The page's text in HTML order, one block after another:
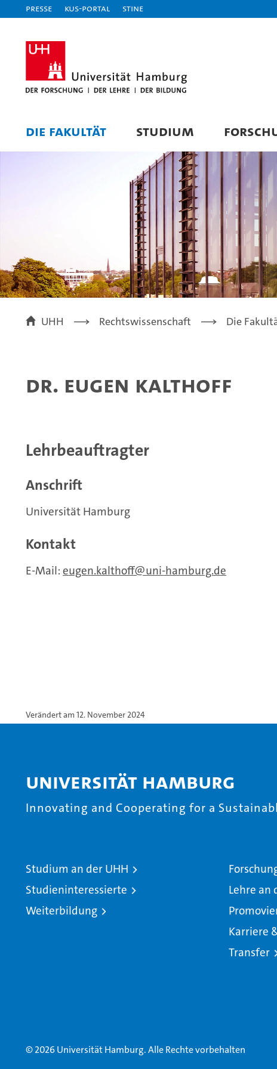
Presse KUS-Portal STiNE
DIE FAKULTÄT STUDIUM
UHH Rechtswissenschaft Die
Dr. Eugen Kalthoff
Lehrbeauftragter
Anschrift
Universität Hamburg
Kontakt
E-Mail: eugen.kalthoff uni-hamburg.de
Verändert am 12. November 2024
Universität Hamburg
Innovating and Cooperating for a
Studium an der UHH
Studieninteressierte
Weiterbildung
Lehre an
Karriere
Transfer
© 2026 Universität Hamburg. Alle Rechte vorbehalten